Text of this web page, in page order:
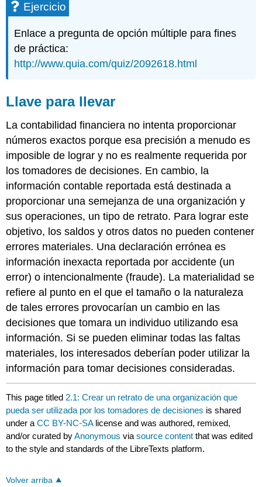
Ejercicio
Enlace a pregunta de opción múltiple para fines
de práctica:
http://www.quia.com/quiz/2092618.html
Llave para llevar
La contabilidad financiera no intenta proporcionar
números exactos porque esa precisión a menudo es
imposible de lograr y no es realmente requerida por
los tomadores de decisiones. En cambio, la
información contable reportada está destinada a
proporcionar una semejanza de una organización y
sus operaciones, un tipo de retrato. Para lograr este
objetivo, los saldos y otros datos no pueden contener
errores materiales. Una declaración errónea es
información inexacta reportada por accidente (un
error) o intencionalmente (fraude). La materialidad se
refiere al punto en el que el tamaño o la naturaleza
de tales errores provocarían un cambio en las
decisiones que tomara un individuo utilizando esa
información. Si se pueden eliminar todas las faltas
materiales, los interesados deberían poder utilizar la
información para tomar decisiones consideradas.
This page titled 2.1: Crear un retrato de una organización que
pueda ser utilizada por los tomadores de decisiones is shared
under aCC BY-NC-SA license and was authored, remixed,
and/or curated byAnonymous viasource content that was edited
to the style and standards of the LibreTexts platform.
Volver arriba